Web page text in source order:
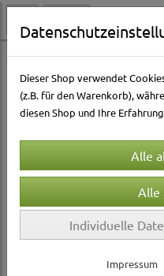
Hundewelt Hundespielzeug
Dieser Shop verwendet
(z.B. für den Warenkorb),
diesen Shop und Ihre
Individuelle
Impressum